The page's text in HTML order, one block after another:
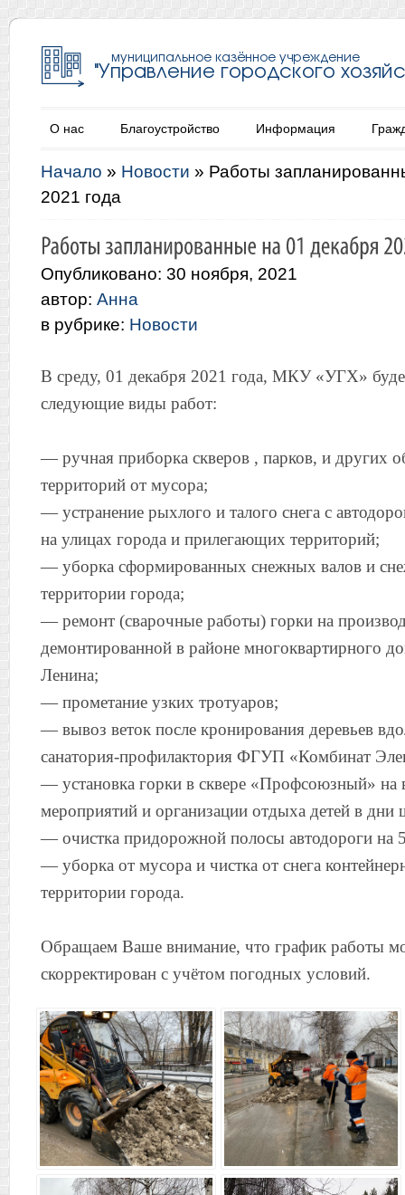
О нас Благоустройство Информация
Начало » Новости » Работы
2021 года
Опубликовано: 30 ноября, 2021
автор: Анна
в рубрике: Новости
В среду, 01 декабря 2021 года, МКУ «УГХ»
следующие виды работ:
— ручная приборка скверов , парков, и других
территорий от мусора;
— устранение рыхлого и талого снега с
на улицах города и прилегающих территорий;
— уборка сформированных снежных валов и
территории города;
— ремонт (сварочные работы) горки на
демонтированной в районе многоквартирного
Ленина;
— прометание узких тротуаров;
— вывоз веток после кронирования деревьев
санатория-профилактория ФГУП «Комбинат
— установка горки в сквере «Профсоюзный» на
мероприятий и организации отдыха детей в дни
— очистка придорожной полосы автодороги на
— уборка от мусора и чистка от снега
территории города.
Обращаем Ваше внимание, что график работы
скорректирован с учётом погодных условий.